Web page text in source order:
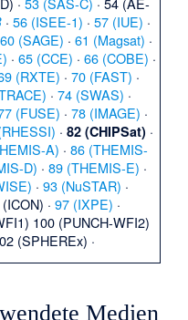
· 56 (ISEE-1) · 57 (IUE) ·
60 (SAGE) · 61 (Magsat) ·
·65 (CCE) ·66 (COBE) ·
(RXTE) · 70 (FAST) ·
·74 (SWAS) ·
(FUSE) · 78 (IMAGE) ·
·82 (CHIPSat) ·
A) ·86 (THEMIS-
D) ·89 (THEMIS-E) ·
· 93 (NuSTAR) ·
· 97 (IXPE) ·
100 (PUNCH-WFI2)
(SPHEREx) ·
Medien